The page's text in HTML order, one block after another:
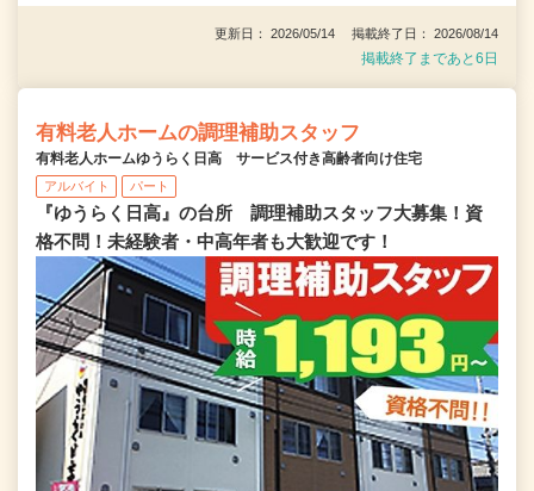
更新日： 2026/05/14 掲載終了日： 2026/08/14
掲載終了まであと6日
有料老人ホームの調理補助スタッフ
有料老人ホームゆうらく日高 サービス付き高齢者向け住宅
アルバイト パート
『ゆうらく日高』の台所 調理補助スタッフ大募集！資
格不問！未経験者・中高年者も大歓迎です！